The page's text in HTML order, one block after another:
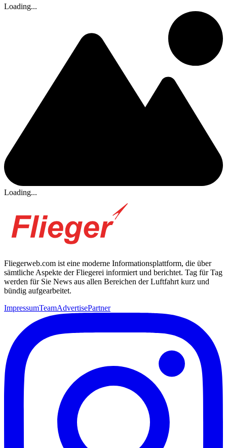
Loading...
Loading...
Fliegerweb.com ist eine moderne Informationsplattform, die über
sämtliche Aspekte der Fliegerei informiert und berichtet. Tag für Tag
werden für Sie News aus allen Bereichen der Luftfahrt kurz und
bündig aufgearbeitet.
ImpressumTeamAdvertisePartner